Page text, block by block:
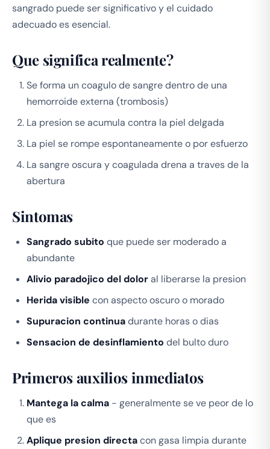
sangrado puede ser significativo y el cuidado
adecuado es esencial.
Que significa realmente?
Se forma un coagulo de sangre dentro de una
hemorroide externa (trombosis)
La presion se acumula contra la piel delgada
La piel se rompe espontaneamente o por esfuerzo
La sangre oscura y coagulada drena a traves de la
abertura
Sintomas
Sangrado subito que puede ser moderado a
abundante
Alivio paradojico del doloral liberarse la presion
Herida visible con aspecto oscuro o morado
Supuracion continuadurante horas o dias
Sensacion de desinflamiento del bulto duro
Primeros auxilios inmediatos
Mantega la calma - generalmente se ve peor de lo
que es
Aplique presion directacon gasa limpia durante